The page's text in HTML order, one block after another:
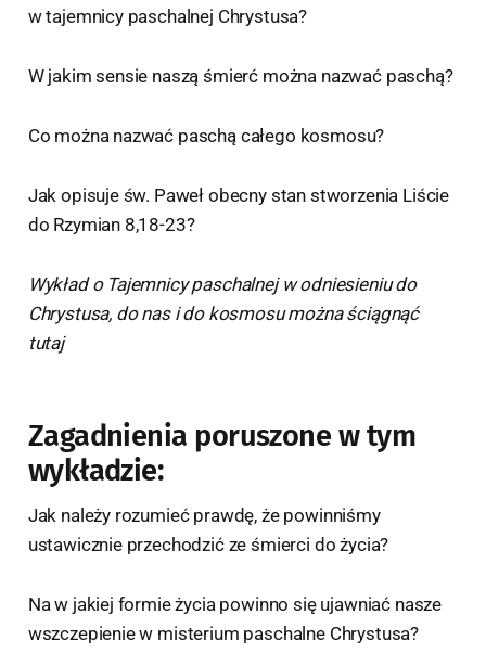
w tajemnicy paschalnej Chrystusa?
W jakim sensie naszą śmierć można nazwać paschą?
Co można nazwać paschą całego kosmosu?
Jak opisuje św. Paweł obecny stan stworzenia Liście
do Rzymian 8,18-23?
Wykład o Tajemnicy paschalnej w odniesieniu do
Chrystusa, do nas i do kosmosu można ściągnąć
tutaj
Zagadnienia poruszone w tym
wykładzie:
Jak należy rozumieć prawdę, że powinniśmy
ustawicznie przechodzić ze śmierci do życia?
Na w jakiej formie życia powinno się ujawniać nasze
wszczepienie w misterium paschalne Chrystusa?